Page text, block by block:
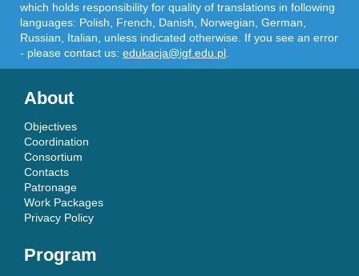
which holds responsibility for quality of translations in following
languages: Polish, French, Danish, Norwegian, German,
Russian, Italian, unless indicated otherwise. If you see an error
- please contact us: edukacja@igf.edu.pl
About
Objectives
Coordination
Consortium
Contacts
Patronage
Work Packages
Privacy Policy
Program